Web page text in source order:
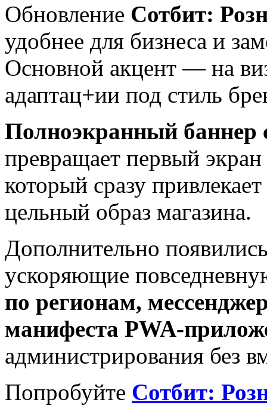
Обновление Сотбит:
удобнее для бизнеса и
Основной акцент — на
адаптац+ии под стиль
Полноэкранный баннер
превращает первый
который сразу
цельный образ магазина.
Дополнительно
ускоряющие
по регионам,
манифеста PWA-
администрирования без
Попробуйте Сотбит: